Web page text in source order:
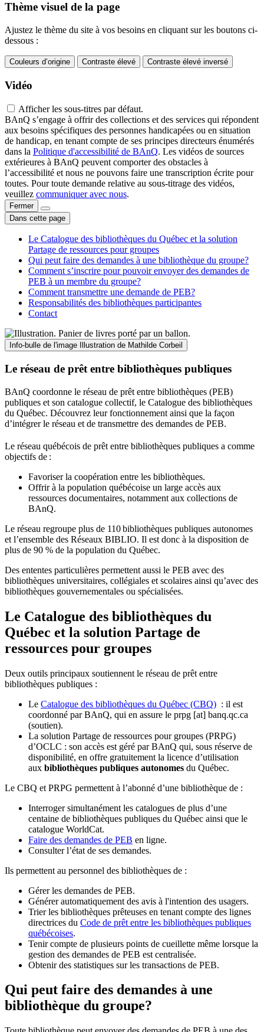
Thème visuel de la page
Ajustez le thème du site à vos besoins en cliquant sur les boutons ci-
dessous :
Couleurs d’origine Contraste élevé Contraste élevé inversé
Vidéo
Afficher les sous-titres par défaut.
BAnQ s’engage à offrir des collections et des services qui répondent
aux besoins spécifiques des personnes handicapées ou en situation
de handicap, en tenant compte de ses principes directeurs énumérés
dans la Politique d'accessibilité de BAnQ. Les vidéos de sources
extérieures à BAnQ peuvent comporter des obstacles à
l’accessibilité et nous ne pouvons faire une transcription écrite pour
toutes. Pour toute demande relative au sous-titrage des vidéos,
veuillez communiquer avec nous.
Fermer
Dans cette page
Le Catalogue des bibliothèques du Québec et la solution
Partage de ressources pour groupes
Qui peut faire des demandes à une bibliothèque du groupe?
Comment s’inscrire pour pouvoir envoyer des demandes de
PEB à un membre du groupe?
Comment transmettre une demande de PEB?
Responsabilités des bibliothèques participantes
Contact
Info-bulle de l'image Illustration de Mathilde Corbeil
Le réseau de prêt entre bibliothèques publiques
BAnQ coordonne le réseau de prêt entre bibliothèques (PEB)
publiques et son catalogue collectif, le Catalogue des bibliothèques
du Québec. Découvrez leur fonctionnement ainsi que la façon
d’intégrer le réseau et de transmettre des demandes de PEB.
Le réseau québécois de prêt entre bibliothèques publiques a comme
objectifs de :
Favoriser la coopération entre les bibliothèques.
Offrir à la population québécoise un large accès aux
ressources documentaires, notamment aux collections de
BAnQ.
Le réseau regroupe plus de 110bibliothèques publiques autonomes
et l’ensemble des Réseaux BIBLIO. Il est donc à la disposition de
plus de 90 % de la population du Québec.
Des ententes particulières permettent aussi le PEB avec des
bibliothèques universitaires, collégiales et scolaires ainsi qu’avec des
bibliothèques gouvernementales ou spécialisées.
Le Catalogue des bibliothèques du
Québec et la solution Partage de
ressources pour groupes
Deux outils principaux soutiennent le réseau de prêt entre
bibliothèques publiques :
Le Catalogue des bibliothèques du Québec (CBQ) : il est
coordonné par BAnQ, qui en assure le prpg [at] banq.qc.ca
(soutien).
La solution Partage de ressources pour groupes (PRPG)
d’OCLC : son accès est géré par BAnQ qui, sous réserve de
disponibilité, en offre gratuitement la licence d’utilisation
aux bibliothèques publiques autonomes du Québec.
Le CBQ et PRPG permettent à l’abonné d’une bibliothèque de :
Interroger simultanément les catalogues de plus d’une
centaine de bibliothèques publiques du Québec ainsi que le
catalogue WorldCat.
Faire des demandes de PEB en ligne.
Consulter l’état de ses demandes.
Ils permettent au personnel des bibliothèques de :
Gérer les demandes de PEB.
Générer automatiquement des avis à l'intention des usagers.
Trier les bibliothèques prêteuses en tenant compte des lignes
directrices du Code de prêt entre les bibliothèques publiques
québécoises.
Tenir compte de plusieurs points de cueillette même lorsque la
gestion des demandes de PEB est centralisée.
Obtenir des statistiques sur les transactions de PEB.
Qui peut faire des demandes à une
bibliothèque du groupe?